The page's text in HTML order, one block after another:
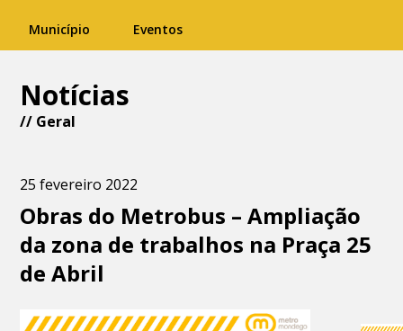
Município Eventos
Notícias
// Geral
25 fevereiro 2022
Obras do Metrobus – Ampliação
da zona de trabalhos na Praça 25
de Abril